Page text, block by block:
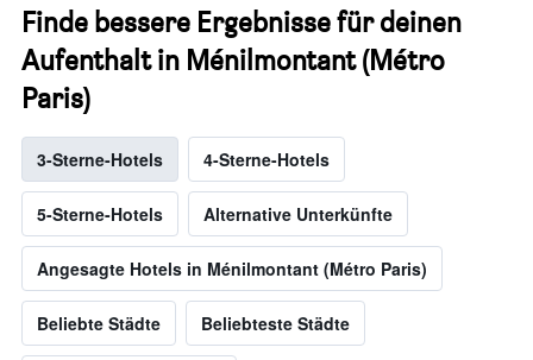
Finde bessere Ergebnisse für deinen
Aufenthalt in Ménilmontant (Métro
Paris)
3-Sterne-Hotels 4-Sterne-Hotels
5-Sterne-Hotels Alternative Unterkünfte
Angesagte Hotels in Ménilmontant (Métro Paris)
Beliebte Städte Beliebteste Städte